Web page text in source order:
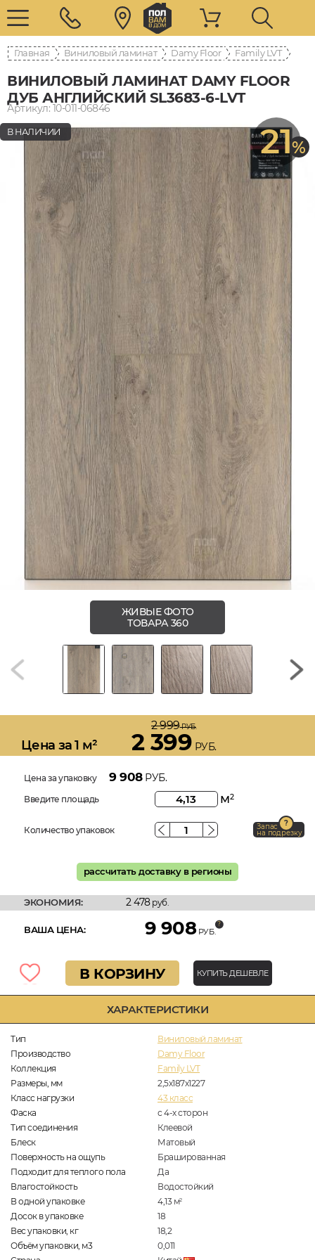
Главная Виниловый ламинат Damy Floor Family LVT
ВИНИЛОВЫЙ ЛАМИНАТ DAMY FLOOR
ДУБ АНГЛИЙСКИЙ SL3683-6-LVT
Артикул: 10-011-06846
ХАРАКТЕРИСТИКИ
Тип
Виниловый ламинат
Производство
Damy Floor
Коллекция
Family LVT
Размеры, мм
2,5х187х1227
Класс нагрузки
43 класс
Фаска
с 4-х сторон
Тип соединения
Клеевой
Блеск
Матовый
Поверхность на ощупь
Брашированная
Подходит для теплого пола
Да
Влагостойкость
Водостойкий
В одной упаковке
4,13 м2
Досок в упаковке
18
Вес упаковки, кг
18,2
Объём упаковки, м3
0,011
21%
В НАЛИЧИИ
ЖИВЫЕ ФОТО
ТОВАРА 360
Цена за 1 м²
2 999РУБ.
2 399 РУБ.
Цена за упаковку 9 908РУБ.
Введите площадь м2
Количество упаковок Запас
на подрезку
рассчитать доставку в регионы
ЭКОНОМИЯ: 2 478руб.
ВАША ЦЕНА: 9 908 РУБ.
В КОРЗИНУ КУПИТЬ ДЕШЕВЛЕ